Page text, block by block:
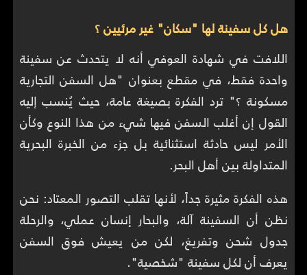
هل كل سفينة لها "سكان" غير مرئيين ؟
اللافت في شهادة العوفي أنه لا يتحدث عن سفينة
واحدة فقط، في مقطع بعنوان "هل السفن التجارية
مسكونة ؟" ترد الفكرة بصيغة عامة، حيث يُنسب إليه
القول إن أغلب السفن فيها شيء من هذا النوع وكأن
الأمر ليس حادثة استثنائية بل جزء من الخبرة البحرية
المتداولة بين أهل البحر.
هذه الفكرة مثيرة جداً، لأنها تقلب التصور المعتاد: نحن
نظن أن السفينة آلة، والبحار إنسان عملي، والرحلة
جدول شحن وتفريغ، لكن من يعيش فوق السفن
يعرف أن لكل سفينة "شخصية".